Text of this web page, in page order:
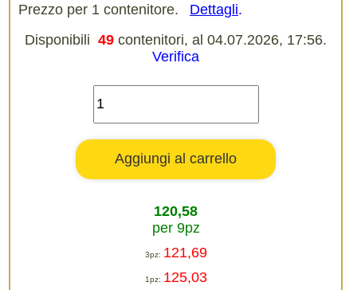
Prezzo per 1 contenitore.
Dettagli.
Disponibili 49 contenitori, al 04.07.2026, 17:56.
Verifica
120,58
per 9pz
3pz: 121,69
1pz: 125,03